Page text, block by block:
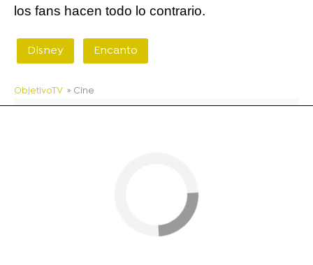
los fans hacen todo lo contrario.
Disney Encanto
ObjetivoTV » Cine